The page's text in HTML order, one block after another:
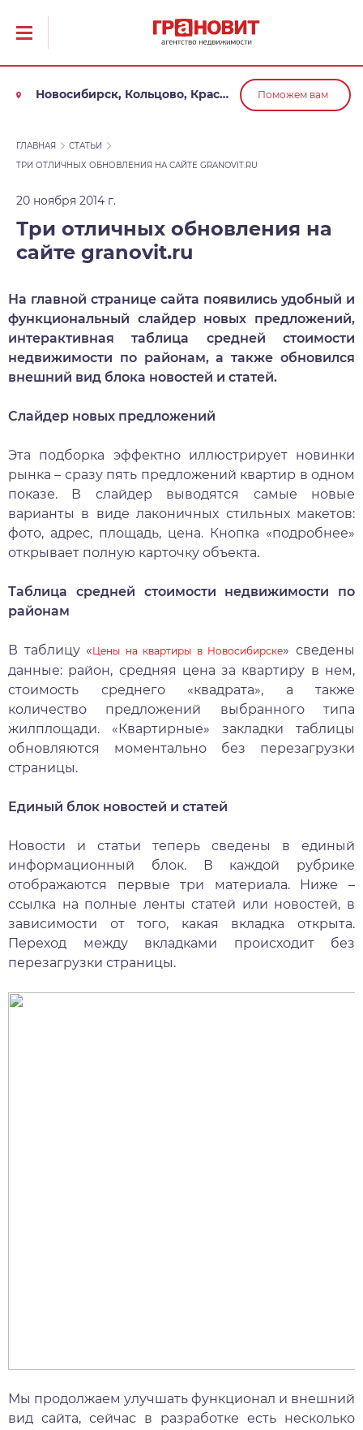
Новосибирск, Кольцово, Краснообск, Обь Поможем вам
ГЛАВНАЯ
СТАТЬИ
ТРИ ОТЛИЧНЫХ ОБНОВЛЕНИЯ НА САЙТЕ GRANOVIT.RU
20 ноября 2014 г.
Три отличных обновления на
сайте granovit.ru
На главной странице сайта появились удобный и
функциональный слайдер новых предложений,
интерактивная таблица средней стоимости
недвижимости по районам, а также обновился
внешний вид блока новостей и статей.
Слайдер новых предложений
Эта подборка эффектно иллюстрирует новинки
рынка – сразу пять предложений квартир в одном
показе. В слайдер выводятся самые новые
варианты в виде лаконичных стильных макетов:
фото, адрес, площадь, цена. Кнопка «подробнее»
открывает полную карточку объекта.
Таблица средней стоимости недвижимости по
районам
В таблицу «Цены на квартиры в Новосибирске» сведены
данные: район, средняя цена за квартиру в нем,
стоимость среднего «квадрата», а также
количество предложений выбранного типа
жилплощади. «Квартирные» закладки таблицы
обновляются моментально без перезагрузки
страницы.
Единый блок новостей и статей
Новости и статьи теперь сведены в единый
информационный блок. В каждой рубрике
отображаются первые три материала. Ниже –
ссылка на полные ленты статей или новостей, в
зависимости от того, какая вкладка открыта.
Переход между вкладками происходит без
перезагрузки страницы.
Мы продолжаем улучшать функционал и внешний
вид сайта, сейчас в разработке есть несколько